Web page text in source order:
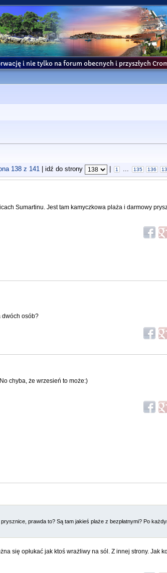
i nie tylko na forum obecnych i przyszłych
138z 141| idź do strony 1 ... 135 136
Sumartinu. Jest tam kamyczkowa plaża i darmowy
dwóch osób?
chyba, że wrzesień to może:)
prawda to? Są tam jakieś plaże z bezpłatnymi? Po
się opłukać jak ktoś wrażliwy na sól. Z innej strony. Jak